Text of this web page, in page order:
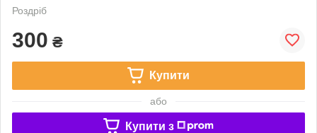
Роздріб
300 ₴
Купити
або
Купити з